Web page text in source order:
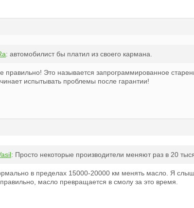
: автомобилист бы платил из своего кармана.
правильно! Это называется запрограммированное
испытывать проблемы после гарантии!
: Просто некоторые производители меняют раз в 20
в пределах 15000-20000 км менять масло. Я
масло превращается в смолу за это время.